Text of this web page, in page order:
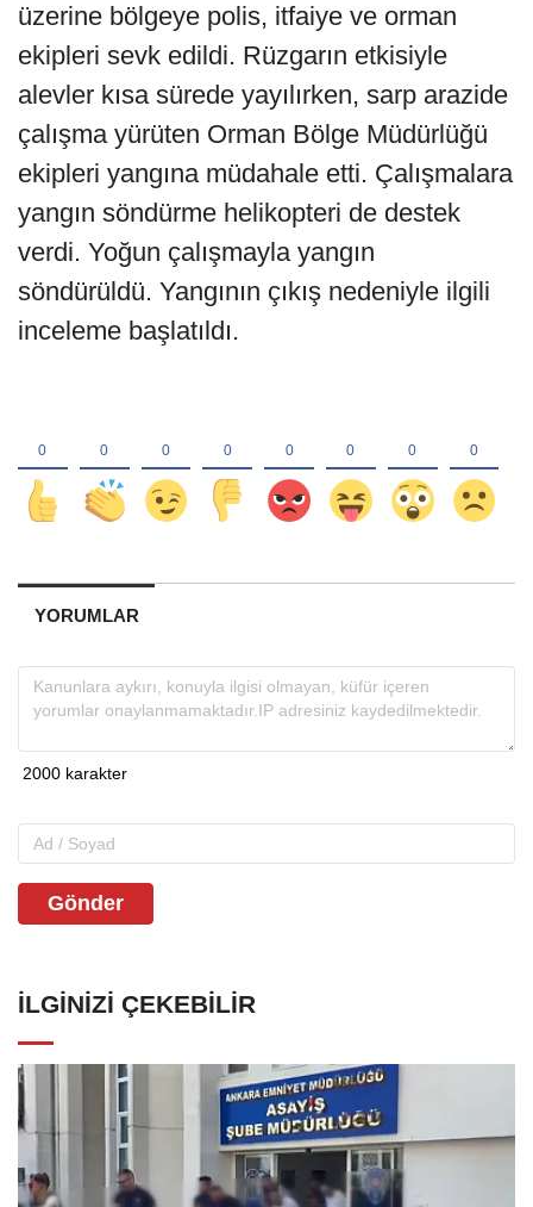
üzerine bölgeye polis, itfaiye ve orman
ekipleri sevk edildi. Rüzgarın etkisiyle
alevler kısa sürede yayılırken, sarp arazide
çalışma yürüten Orman Bölge Müdürlüğü
ekipleri yangına müdahale etti. Çalışmalara
yangın söndürme helikopteri de destek
verdi. Yoğun çalışmayla yangın
söndürüldü. Yangının çıkış nedeniyle ilgili
inceleme başlatıldı.
YORUMLAR
Gönder
İLGINIZI ÇEKEBILIR